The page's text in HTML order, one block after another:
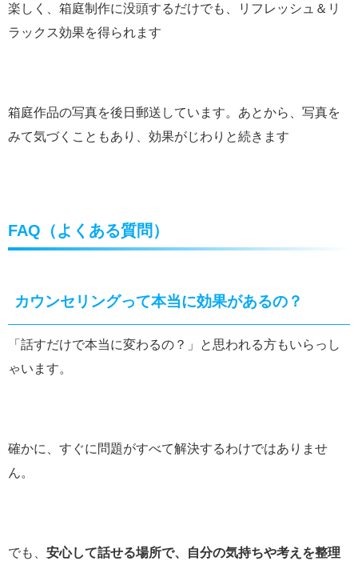
楽しく、箱庭制作に没頭するだけでも、リフレッシュ＆リ
ラックス効果を得られます
箱庭作品の写真を後日郵送しています。あとから、写真を
みて気づくこともあり、効果がじわりと続きます
FAQ（よくある質問）
カウンセリングって本当に効果があるの？
「話すだけで本当に変わるの？」と思われる方もいらっし
ゃいます。
確かに、すぐに問題がすべて解決するわけではありませ
ん。
でも、 安心して話せる場所で、自分の気持ちや考えを整理